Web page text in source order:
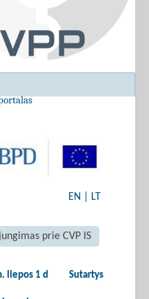
EN LT
prie CVP IS
liepos 1 d Sutartys